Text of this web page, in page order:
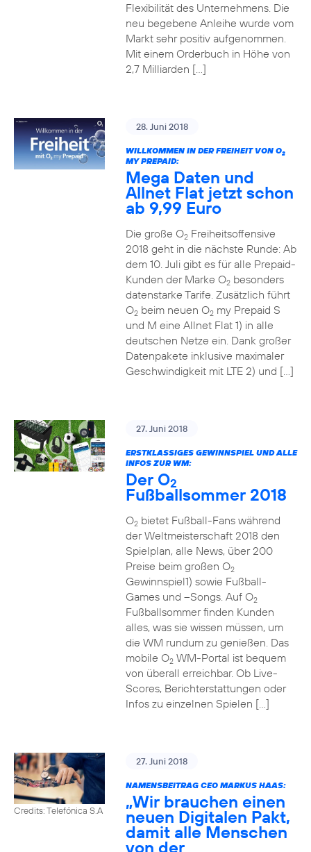
Flexibilität des Unternehmens. Die
neu begebene Anleihe wurde vom
Markt sehr positiv aufgenommen.
Mit einem Orderbuch in Höhe von
2,7 Milliarden […]
28. Juni 2018
WILLKOMMEN IN DER FREIHEIT VON O2
MY PREPAID:
Mega Daten und
Allnet Flat jetzt schon
ab 9,99 Euro
Die große O2Freiheitsoffensive
2018 geht in die nächste Runde: Ab
dem 10. Juli gibt es für alle Prepaid-
Kunden der Marke O2besonders
datenstarke Tarife. Zusätzlich führt
O2beim neuen O2my Prepaid S
und M eine Allnet Flat 1) in alle
deutschen Netze ein. Dank großer
Datenpakete inklusive maximaler
Geschwindigkeit mit LTE 2) und […]
27. Juni 2018
ERSTKLASSIGES GEWINNSPIEL UND ALLE
INFOS ZUR WM:
Der O2
Fußballsommer 2018
O2bietet Fußball-Fans während
der Weltmeisterschaft 2018 den
Spielplan, alle News, über 200
Preise beim großen O2
Gewinnspiel1) sowie Fußball-
Games und –Songs. Auf O2
Fußballsommer finden Kunden
alles, was sie wissen müssen, um
die WM rundum zu genießen. Das
mobile O2WM-Portal ist bequem
von überall erreichbar. Ob Live-
Scores, Berichterstattungen oder
Infos zu einzelnen Spielen […]
Credits: Telefónica S.A
27. Juni 2018
NAMENSBEITRAG CEO MARKUS HAAS:
„Wir brauchen einen
neuen Digitalen Pakt,
damit alle Menschen
von der